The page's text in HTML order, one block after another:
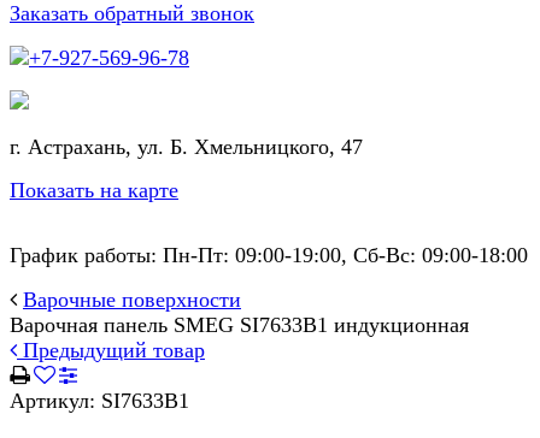
Заказать обратный звонок
+7-927-569-96-78
г. Астрахань, ул. Б. Хмельницкого, 47
Показать на карте
График работы: Пн-Пт: 09:00-19:00, Сб-Вс: 09:00-18:00
Варочные поверхности
Варочная панель SMEG SI7633B1 индукционная
Предыдущий товар
Артикул: SI7633B1